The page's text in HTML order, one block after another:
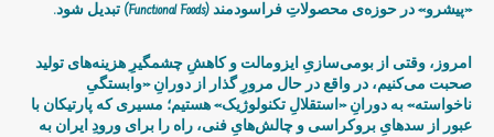
«پیشرو» در حوزه‌ی محصولاتِ فراسودمند (Functional Foods) تبدیل شود.
امروز، وقتی از بومی‌سازیِ ایزومالت و کاهشِ چشمگیرِ هزینه‌های تولید
صحبت می‌کنیم، در واقع در حال مرورِ گذار از دورانِ «وابستگیِ
ناخواسته» به دورانِ «استقلالِ تکنولوژیک» هستیم؛ مسیری که پارتیکان با
عبور از سدهایِ بروکراسی و چالش‌هایِ فنی، راه را برای ورودِ ایران به